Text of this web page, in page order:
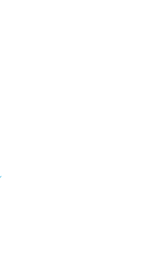
por la
Ciclo.